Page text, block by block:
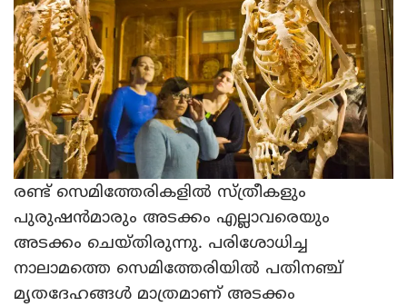
രണ്ട് സെമിത്തേരികളില്‍ സ്ത്രീകളും
പുരുഷന്‍മാരും അടക്കം എല്ലാവരെയും
അടക്കം ചെയ്തിരുന്നു. പരിശോധിച്ച
നാലാമത്തെ സെമിത്തേരിയില്‍ പതിനഞ്ച്
മൃതദേഹങ്ങള്‍ മാത്രമാണ് അടക്കം